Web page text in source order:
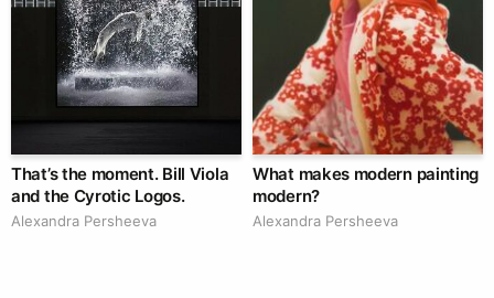
That’s the moment. Bill Viola
and the Cyrotic Logos.
Alexandra Persheeva
What makes modern painting
modern?
Alexandra Persheeva